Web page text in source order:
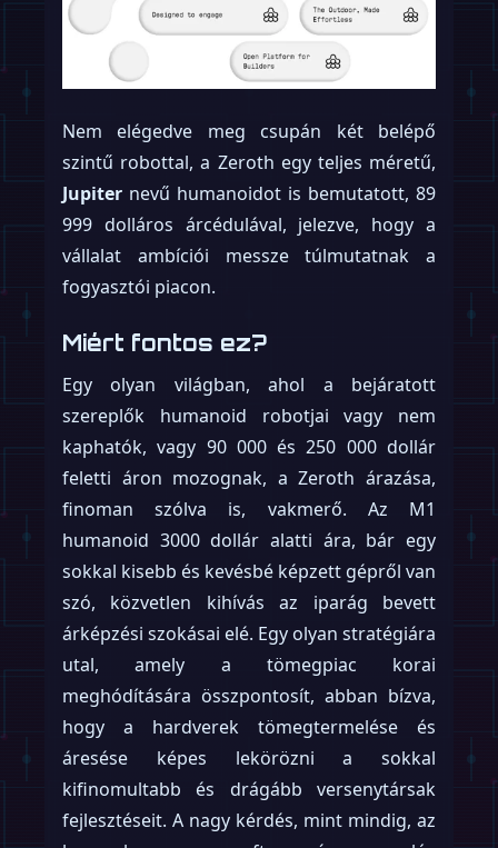
Nem elégedve meg csupán két belépő
szintű robottal, a Zeroth egy teljes méretű,
Jupiter nevű humanoidot is bemutatott, 89
999 dolláros árcédulával, jelezve, hogy a
vállalat ambíciói messze túlmutatnak a
fogyasztói piacon.
Miért fontos ez?
Egy olyan világban, ahol a bejáratott
szereplők humanoid robotjai vagy nem
kaphatók, vagy 90 000 és 250 000 dollár
feletti áron mozognak, a Zeroth árazása,
finoman szólva is, vakmerő. Az M1
humanoid 3000 dollár alatti ára, bár egy
sokkal kisebb és kevésbé képzett gépről van
szó, közvetlen kihívás az iparág bevett
árképzési szokásai elé. Egy olyan stratégiára
utal, amely a tömegpiac korai
meghódítására összpontosít, abban bízva,
hogy a hardverek tömegtermelése és
áresése képes lekörözni a sokkal
kifinomultabb és drágább versenytársak
fejlesztéseit. A nagy kérdés, mint mindig, az